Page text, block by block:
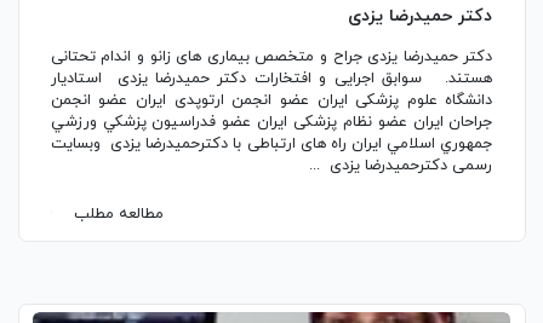
دکتر حمیدرضا یزدی
دکتر حمیدرضا یزدی جراح و متخصص بیماری های زانو و اندام تحتانی
هستند. سوابق اجرایی و افتخارات دکتر حمیدرضا یزدی استادیار
دانشگاه علوم پزشکی ایران عضو انجمن ارتوپدی ایران عضو انجمن
جراحان ایران عضو نظام پزشکی ایران عضو فدراسيون پزشكي ورزشي
جمهوري اسلامي ايران راه های ارتباطی با دکترحمیدرضا یزدی وبسایت
رسمی دکترحمیدرضا یزدی ...
مطالعه مطلب